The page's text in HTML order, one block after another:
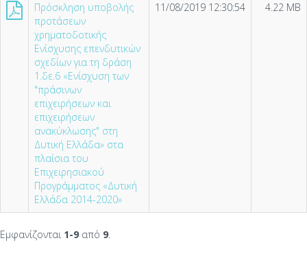
Πρόσκληση υποβολής
προτάσεων
χρηματοδοτικής
Ενίσχυσης επενδυτικών
σχεδίων για τη δράση
1.δε.6 «Ενίσχυση των
"πράσινων
επιχειρήσεων και
επιχειρήσεων
ανακύκλωσης" στη
Δυτική Ελλάδα» στα
πλαίσια του
Επιχειρησιακού
Προγράμματος «Δυτική
Ελλάδα 2014-2020»
11/08/2019 12:30:54 4.22 MB
Εμφανίζονται 1-9 από 9.